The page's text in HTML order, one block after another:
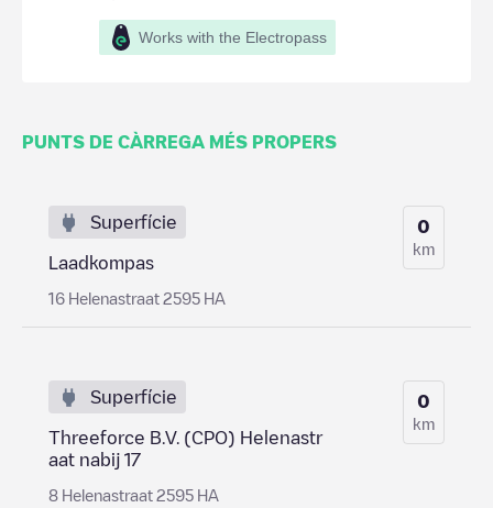
Works with the Electropass
PUNTS DE CÀRREGA MÉS PROPERS
Superfície
Laadkompas
16 Helenastraat 2595 HA
0
km
Superfície
Threeforce B.V. (CPO) Helenastr
aat nabij 17
8 Helenastraat 2595 HA
0
km